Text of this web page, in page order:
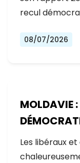
recul
08/07/2026
MOLDAVIE :
Les libéraux